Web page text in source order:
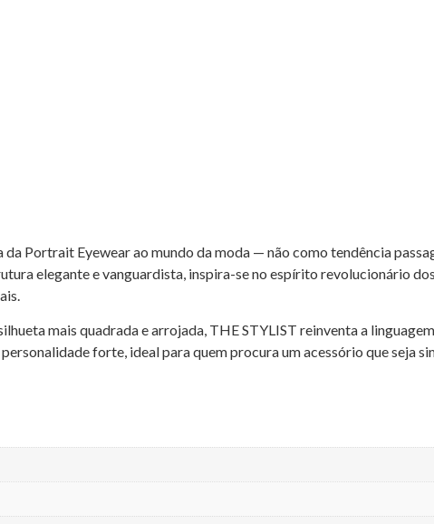
Portrait Eyewear ao mundo da moda — não como tendência
elegante e vanguardista, inspira-se no espírito revolucionário
mais quadrada e arrojada, THE STYLIST reinventa a
forte, ideal para quem procura um acessório que seja